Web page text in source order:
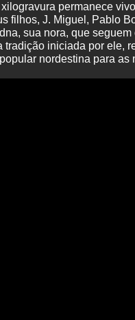
permanece
filhos, J. Miguel, Pablo
sua nora, que
tradição iniciada por ele,
nordestina para as